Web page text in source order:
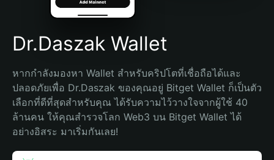
Español (Argentina)
Dr.Daszak Wallet
หากกำลังมองหา Wallet สำหรับคริปโตที่เชื่อถือได้และ
ปลอดภัยเพื่อ Dr.Daszak ของคุณอยู่ Bitget Wallet ก็เป็นตัว
เลือกที่ดีที่สุดสำหรับคุณ ได้รับความไว้วางใจจากผู้ใช้ 40
ล้านคน ให้คุณสำรวจโลก Web3 บน Bitget Wallet ได้
อย่างอิสระ มาเริ่มกันเลย!